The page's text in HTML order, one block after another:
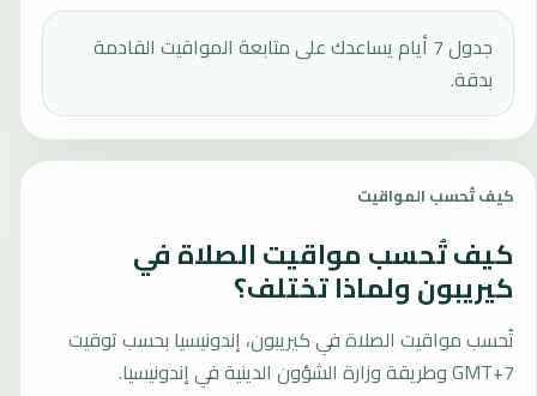
جدول 7 أيام يساعدك على متابعة المواقيت القادمة
بدقة.
كيف تُحسب المواقيت
كيف تُحسب مواقيت الصلاة في
كيريبون ولماذا تختلف؟
تُحسب مواقيت الصلاة في كيريبون، إندونيسيا بحسب توقيت
GMT+7 وطريقة وزارة الشؤون الدينية في إندونيسيا.